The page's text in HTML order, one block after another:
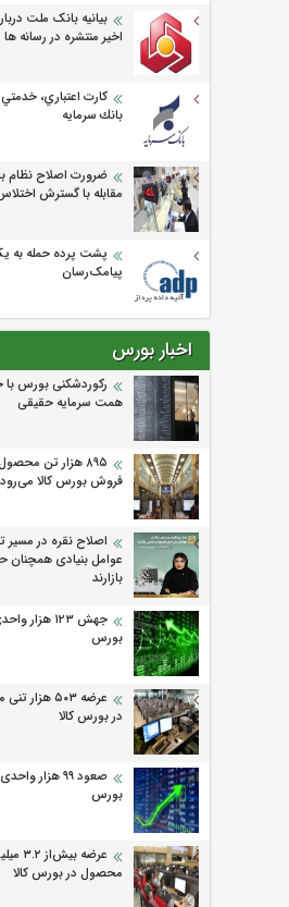
بیانیه بانک ملت
اخیر منتشره در رسانه ها
كارت اعتباري،
بانك سرمايه
ضرورت اصلاح نظام
مقابله با گسترش
پشت پرده حمله به
پیامک‌رسان
اخبار بورس
همت سرمایه حقیقی
۸۹۵ هزار تن
فروش بورس کالا می‌‌رود
اصلاح نقره در مسیر
عوامل بنیادی همچنان
بازارند
جهش ۱۲۳
بورس
عرضه ۵۰۳
در بورس کالا
صعود ۹۹ هزار
بورس
عرضه
محصول در بورس کالا